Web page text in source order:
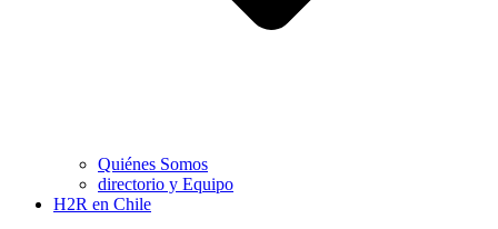
Quiénes Somos
directorio y Equipo
H2R en Chile